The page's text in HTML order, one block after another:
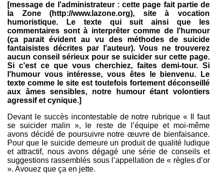
[message de l'administrateur : cette page fait partie de
la Zone (http://www.lazone.org), site à vocation
humoristique. Le texte qui suit ainsi que les
commentaires sont à interprêter comme de l'humour
(ça parait évident au vu des méthodes de suicide
fantaisistes décrites par l'auteur). Vous ne trouverez
aucun conseil sérieux pour se suicider sur cette page.
Si c'est ce que vous cherchiez, faites demi-tour. Si
l'humour vous intéresse, vous êtes le bienvenu. Le
texte comme le site est toutefois fortement déconseillé
aux âmes sensibles, notre humour étant volontiers
agressif et cynique.]
Devant le succès incontestable de notre rubrique « Il faut
se suicider malin », le reste de l’équipe et moi-même
avons décidé de poursuivre notre œuvre de bienfaisance.
Pour que le suicide demeure un produit de qualité ludique
et attractif, nous avons dégagé une série de conseils et
suggestions rassemblés sous l’appellation de « règles d’or
». Avouez que ça en jette.